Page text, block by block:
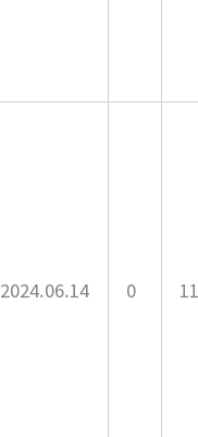
2024.06.14 0